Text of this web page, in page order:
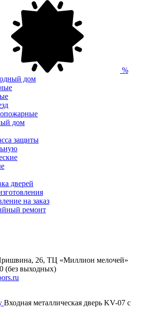
%
дом
дом
защиты
дверей
на заказ
ремонт
26, ТЦ «Миллион мелочей»
(без выходных)
Входная металлическая дверь KV-07 с